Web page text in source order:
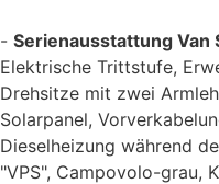
Serienausstattung Van
Elektrische Trittstufe,
Drehsitze mit zwei
Solarpanel,
Dieselheizung während
"VPS", Campovolo-grau,